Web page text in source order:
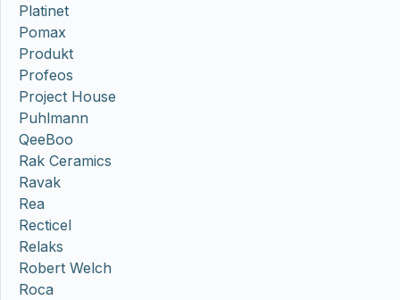
Platinet
Pomax
Produkt
Profeos
Project House
Puhlmann
QeeBoo
Rak Ceramics
Ravak
Rea
Recticel
Relaks
Robert Welch
Roca